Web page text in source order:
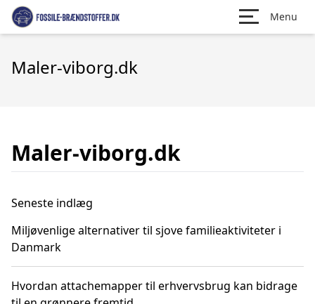
Menu
Maler-viborg.dk
Maler-viborg.dk
Seneste indlæg
Miljøvenlige alternativer til sjove familieaktiviteter i
Danmark
Hvordan attachemapper til erhvervsbrug kan bidrage